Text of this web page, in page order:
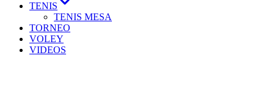
TENIS
TENIS MESA
TORNEO
VOLEY
VIDEOS